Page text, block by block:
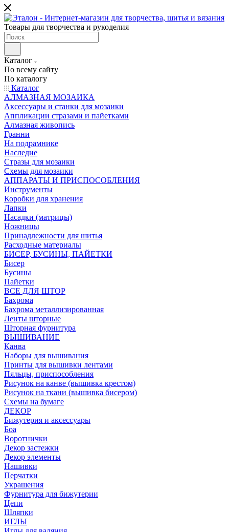
Товары для творчества и рукоделия
Каталог
По всему сайту
По каталогу
Каталог
АЛМАЗНАЯ МОЗАИКА
Аксессуары и станки для мозаики
Аппликации стразами и пайетками
Алмазная живопись
Гранни
На подрамнике
Наследие
Стразы для мозаики
Схемы для мозаики
АППАРАТЫ И ПРИСПОСОБЛЕНИЯ
Инструменты
Коробки для хранения
Лапки
Насадки (матрицы)
Ножницы
Принадлежности для шитья
Расходные материалы
БИСЕР, БУСИНЫ, ПАЙЕТКИ
Бисер
Бусины
Пайетки
ВСЕ ДЛЯ ШТОР
Бахрома
Бахрома металлизированная
Ленты шторные
Шторная фурнитура
ВЫШИВАНИЕ
Канва
Наборы для вышивания
Принты для вышивки лентами
Пяльцы, приспособления
Рисунок на канве (вышивка крестом)
Рисунок на ткани (вышивка бисером)
Схемы на бумаге
ДЕКОР
Бижутерия и аксессуары
Боа
Воротнички
Декор застежки
Декор элементы
Нашивки
Перчатки
Украшения
Фурнитура для бижутерии
Цепи
Шляпки
ИГЛЫ